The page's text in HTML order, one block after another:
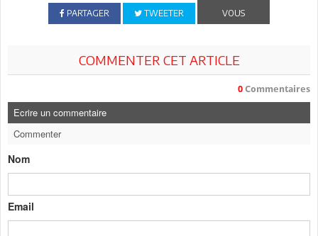
PARTAGER TWEETER
VOUS
COMMENTER CET ARTICLE
0 Commentaires
Ecrire un commentaire
Commenter
Nom
Email